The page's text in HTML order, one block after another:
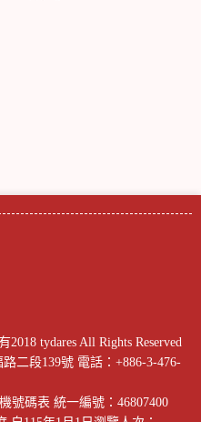
tydares All Rights Reserved
二段139號 電話：+886-3-476-
號碼表 統一編號：46807400